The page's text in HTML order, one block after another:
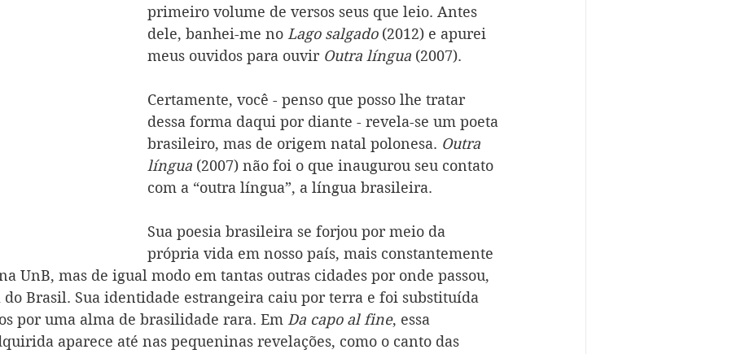
primeiro volume de versos seus que leio. Antes
dele, banhei-me no Lago salgado (2012) e apurei
meus ouvidos para ouvir Outra língua (2007).
Certamente, você - penso que posso lhe tratar
dessa forma daqui por diante - revela-se um poeta
brasileiro, mas de origem natal polonesa. Outra
língua (2007) não foi o que inaugurou seu contato
com a “outra língua”, a língua brasileira.
Sua poesia brasileira se forjou por meio da
própria vida em nosso país, mais constantemente
UnB, mas de igual modo em tantas outras cidades por onde passou,
do Brasil. Sua identidade estrangeira caiu por terra e foi substituída
por uma alma de brasilidade rara. Em Da capo al fine, essa
aparece até nas pequeninas revelações, como o canto das